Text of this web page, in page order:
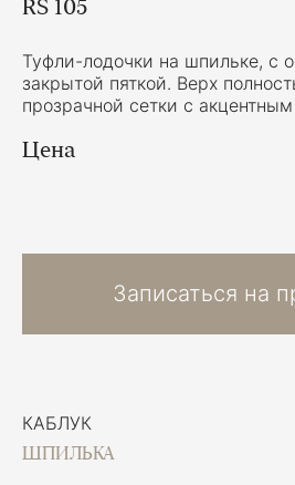
КАБЛУК
ШПИЛЬКА
RS 105
Туфли-лодочки на шпильке, с
закрытой пяткой. Верх
прозрачной сетки с
Цена
Записаться на